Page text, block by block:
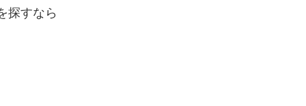
探すなら